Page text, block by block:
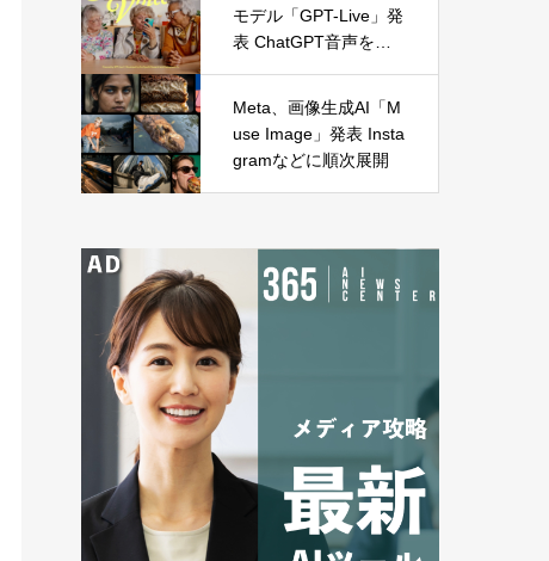
モデル「GPT-Live」発
表 ChatGPT音声を全
Meta、画像生成AI「M
use Image」発表 Insta
gramなどに順次展開